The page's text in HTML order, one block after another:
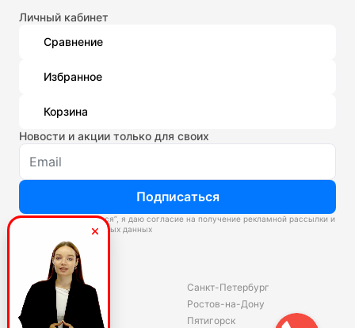
Личный кабинет
Сравнение
Избранное
Корзина
Новости и акции только для своих
Подписаться
Нажимая “Подписаться”, я даю согласие на получение рекламной рассылки и
обработку персональных данных
Склады
Владивосток
Екатеринбург
Красноярск
Санкт-Петербург
Ростов-на-Дону
Пятигорск